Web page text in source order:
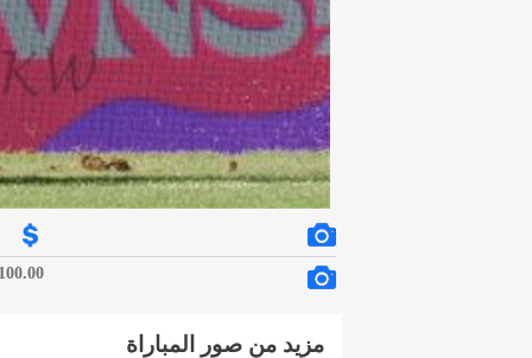
100.00
مزيد من صور المباراة